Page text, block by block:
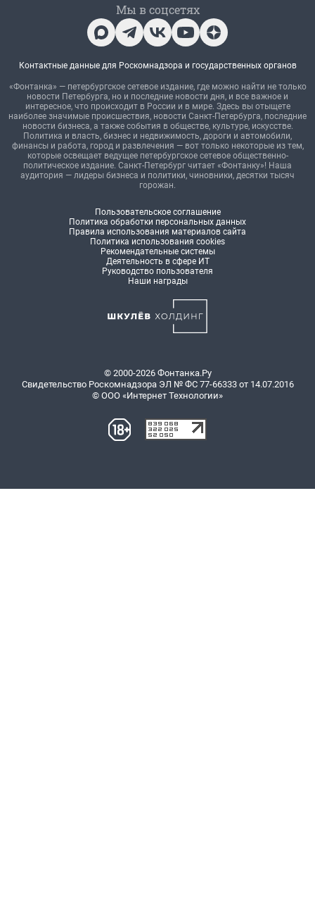
Мы в соцсетях
Контактные данные для Роскомнадзора и государственных органов
«Фонтанка» — петербургское сетевое издание, где можно найти не только
новости Петербурга, но и последние новости дня, и все важное и
интересное, что происходит в России и в мире. Здесь вы отыщете
наиболее значимые происшествия, новости Санкт-Петербурга, последние
новости бизнеса, а также события в обществе, культуре, искусстве.
Политика и власть, бизнес и недвижимость, дороги и автомобили,
финансы и работа, город и развлечения — вот только некоторые из тем,
которые освещает ведущее петербургское сетевое общественно-
политическое издание. Санкт-Петербург читает «Фонтанку»! Наша
аудитория — лидеры бизнеса и политики, чиновники, десятки тысяч
горожан.
Пользовательское соглашение
Политика обработки персональных данных
Правила использования материалов сайта
Политика использования cookies
Рекомендательные системы
Деятельность в сфере ИТ
Руководство пользователя
Наши награды
© 2000-2026 Фонтанка.Ру
Свидетельство Роскомнадзора ЭЛ № ФС 77-66333 от 14.07.2016
© ООО «Интернет Технологии»